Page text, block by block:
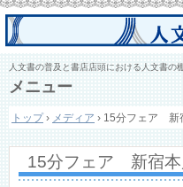
人文書の普及と書店店頭における人文書の
メニュー
ン
ン
へ
トップ › メディア › 15分フェア 新
15分フェア 新宿